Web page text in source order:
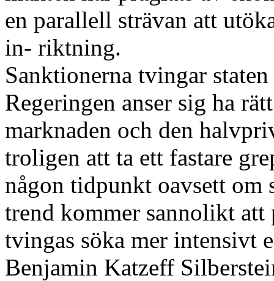
en parallell strävan att
in- riktning.
Sanktionerna tvingar
Regeringen anser sig ha
marknaden och den
troligen att ta ett fastare
någon tidpunkt oavsett om
trend kommer sannolikt att
tvingas söka mer intensivt
Benjamin Katzeff